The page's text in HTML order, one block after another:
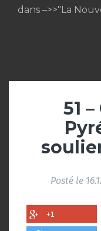
dans –>>"La
51
Posté le
+1